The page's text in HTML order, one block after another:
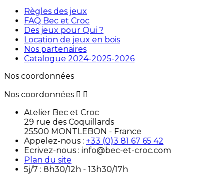
Règles des jeux
FAQ Bec et Croc
Des jeux pour Qui ?
Location de jeux en bois
Nos partenaires
Catalogue 2024-2025-2026
Nos coordonnées
Nos coordonnées  
Atelier Bec et Croc
29 rue des Coquillards
25500 MONTLEBON - France
Appelez-nous : +33 (0)3 81 67 65 42
Ecrivez-nous : info@bec-et-croc.com
Plan du site
5j/7 : 8h30/12h - 13h30/17h